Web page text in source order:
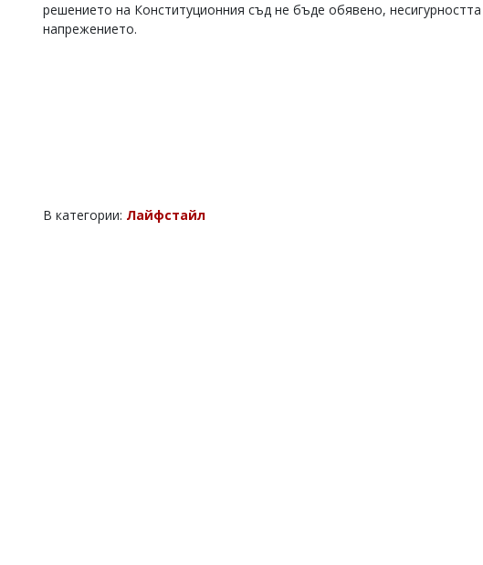
решението на Конституционния съд не бъде обявено,
напрежението.
В категории: Лайфстайл